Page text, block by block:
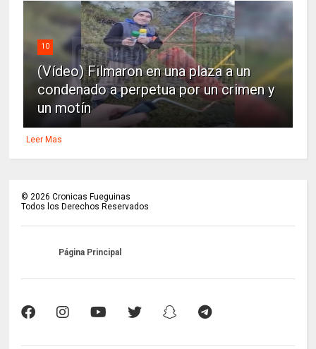
10
(Vídeo) Filmaron en una plaza a un
condenado a perpetua por un crimen y
un motín
Leer Mas
© 2026 Cronicas Fueguinas
Todos los Derechos Reservados
Página Principal